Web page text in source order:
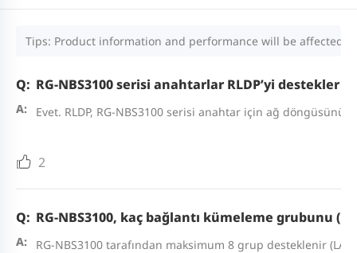
Tips: Product information and performance will be affected
RG-NBS3100 serisi anahtarlar RLDP’yi destekler
Evet. RLDP, RG-NBS3100 serisi anahtar için ağ
2
RG-NBS3100, kaç bağlantı kümeleme grubunu
RG-NBS3100 tarafından maksimum 8 grup desteklenir